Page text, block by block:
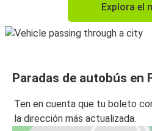
Explora el
Paradas de autobús en
Ten en cuenta que tu boleto
la dirección más actualizada.